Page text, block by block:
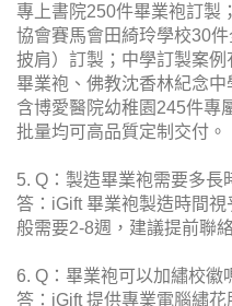
專上書院250件畢業袍訂製
協會賽馬會田綺玲學校30
披肩）訂製；中學訂製案
畢業袍、佛教沈香林紀念
含博愛醫院幼稚園245件專
批量均可高品質定制交付。
5. Q：製造畢業袍需要多長
答：iGift 畢業袍製造時間
般需要2-8週，建議提前聯
6. Q：畢業袍可以加繡校徽
答：iGift 提供專業電腦繡